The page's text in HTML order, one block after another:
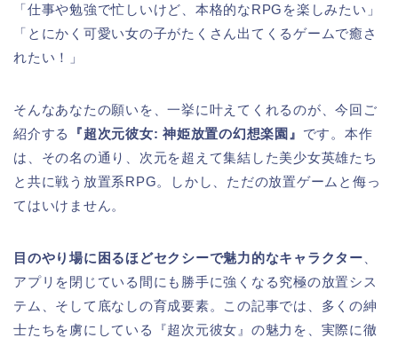
「仕事や勉強で忙しいけど、本格的なRPGを楽しみたい」
「とにかく可愛い女の子がたくさん出てくるゲームで癒さ
れたい！」
そんなあなたの願いを、一挙に叶えてくれるのが、今回ご
紹介する
『超次元彼女: 神姫放置の幻想楽園』 です。本作
は、その名の通り、次元を超えて集結した美少女英雄たち
と共に戦う放置系RPG。しかし、ただの放置ゲームと侮っ
てはいけません。
目のやり場に困るほどセクシーで魅力的なキャラクター
アプリを閉じている間にも勝手に強くなる究極の放置シス
テム、そして底なしの育成要素。この記事では、多くの紳
士たちを虜にしている『超次元彼女』の魅力を、実際に徹